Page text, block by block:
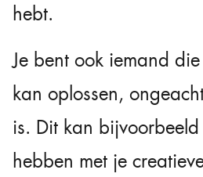
hebt.
Je bent ook iemand
kan oplossen,
is. Dit kan bijvoorbeeld
hebben met je